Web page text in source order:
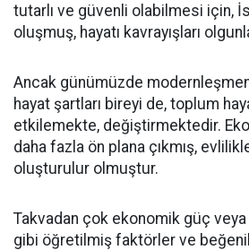
tutarlı ve güvenli olabilmesi için,
oluşmuş, hayatı kavrayışları
Ancak günümüzde
hayat şartları bireyi de, toplum
etkilemekte, değiştirmektedir.
daha fazla ön plana çıkmış,
oluşturulur olmuştur.
Takvadan çok ekonomik güç
gibi öğretilmiş faktörler ve